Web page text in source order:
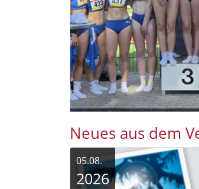
Neues aus dem
05.08.
2026